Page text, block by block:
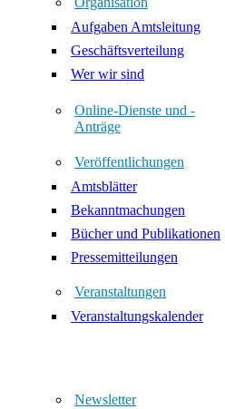
Aufgaben Amtsleitung
Geschäftsverteilung
Wer wir sind
Online-Dienste und -
Anträge
Veröffentlichungen
Amtsblätter
Bekanntmachungen
Bücher und Publikationen
Pressemitteilungen
Veranstaltungen
Veranstaltungskalender
Newsletter